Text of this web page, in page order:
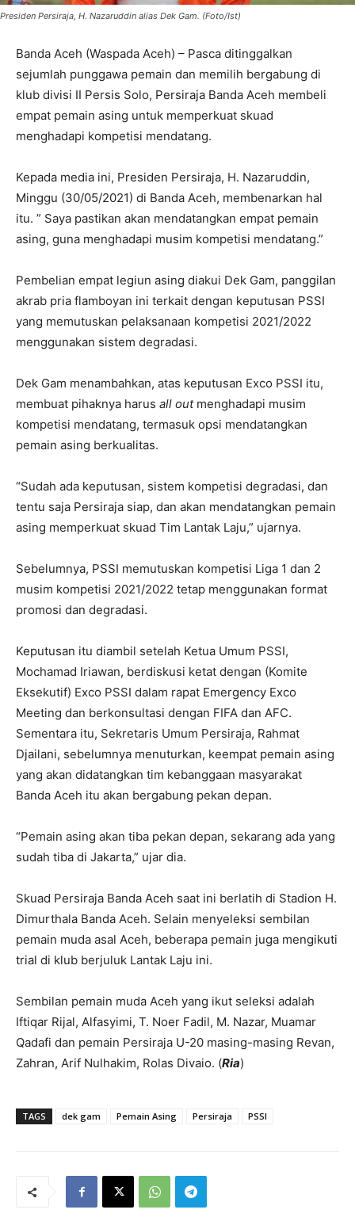
Presiden Persiraja, H. Nazaruddin alias Dek Gam. (Foto/Ist)
Banda Aceh (Waspada Aceh) – Pasca ditinggalkan
sejumlah punggawa pemain dan memilih bergabung di
klub divisi II Persis Solo, Persiraja Banda Aceh membeli
empat pemain asing untuk memperkuat skuad
menghadapi kompetisi mendatang.
Kepada media ini, Presiden Persiraja, H. Nazaruddin,
Minggu (30/05/2021) di Banda Aceh, membenarkan hal
itu. ” Saya pastikan akan mendatangkan empat pemain
asing, guna menghadapi musim kompetisi mendatang.”
Pembelian empat legiun asing diakui Dek Gam, panggilan
akrab pria flamboyan ini terkait dengan keputusan PSSI
yang memutuskan pelaksanaan kompetisi 2021/2022
menggunakan sistem degradasi.
Dek Gam menambahkan, atas keputusan Exco PSSI itu,
membuat pihaknya harus all outmenghadapi musim
kompetisi mendatang, termasuk opsi mendatangkan
pemain asing berkualitas.
“Sudah ada keputusan, sistem kompetisi degradasi, dan
tentu saja Persiraja siap, dan akan mendatangkan pemain
asing memperkuat skuad Tim Lantak Laju,” ujarnya.
Sebelumnya, PSSI memutuskan kompetisi Liga 1 dan 2
musim kompetisi 2021/2022 tetap menggunakan format
promosi dan degradasi.
Keputusan itu diambil setelah Ketua Umum PSSI,
Mochamad Iriawan, berdiskusi ketat dengan (Komite
Eksekutif) Exco PSSI dalam rapat Emergency Exco
Meeting dan berkonsultasi dengan FIFA dan AFC.
Sementara itu, Sekretaris Umum Persiraja, Rahmat
Djailani, sebelumnya menuturkan, keempat pemain asing
yang akan didatangkan tim kebanggaan masyarakat
Banda Aceh itu akan bergabung pekan depan.
“Pemain asing akan tiba pekan depan, sekarang ada yang
sudah tiba di Jakarta,” ujar dia.
Skuad Persiraja Banda Aceh saat ini berlatih di Stadion H.
Dimurthala Banda Aceh. Selain menyeleksi sembilan
pemain muda asal Aceh, beberapa pemain juga mengikuti
trial di klub berjuluk Lantak Laju ini.
Sembilan pemain muda Aceh yang ikut seleksi adalah
Iftiqar Rijal, Alfasyimi, T. Noer Fadil, M. Nazar, Muamar
Qadafi dan pemain Persiraja U-20 masing-masing Revan,
Zahran, Arif Nulhakim, Rolas Divaio. (Ria)
TAGS dek gam Pemain Asing Persiraja PSSI